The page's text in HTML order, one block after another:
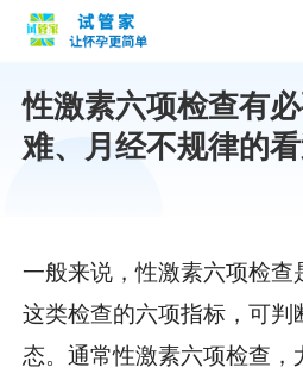
性激素六项检查有
难、月经不规律的
一般来说，性激素六项检查
这类检查的六项指标，可判
态。通常性激素六项检查，